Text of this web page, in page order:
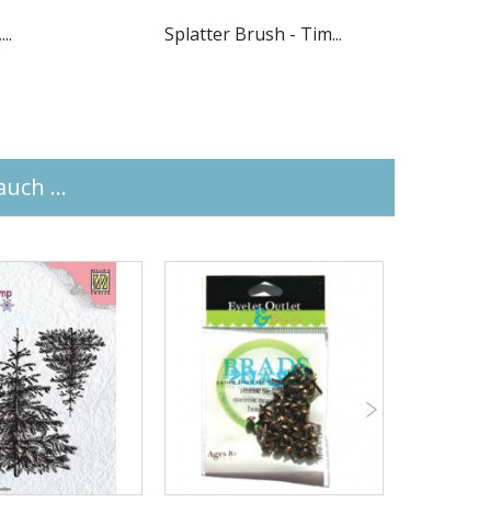
Splatter Brush - Tim...
...